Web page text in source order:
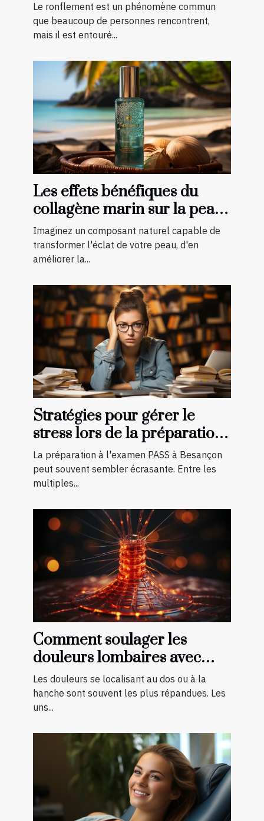
Le ronflement est un phénomène commun
que beaucoup de personnes rencontrent,
mais il est entouré...
Les effets bénéfiques du
collagène marin sur la peau :
une transformation à
découvrir
Imaginez un composant naturel capable de
transformer l'éclat de votre peau, d'en
améliorer la...
Stratégies pour gérer le
stress lors de la préparation
à l'examen PASS à Besançon
La préparation à l'examen PASS à Besançon
peut souvent sembler écrasante. Entre les
multiples...
Comment soulager les
douleurs lombaires avec
quelques exercices ?
Les douleurs se localisant au dos ou à la
hanche sont souvent les plus répandues. Les
uns...